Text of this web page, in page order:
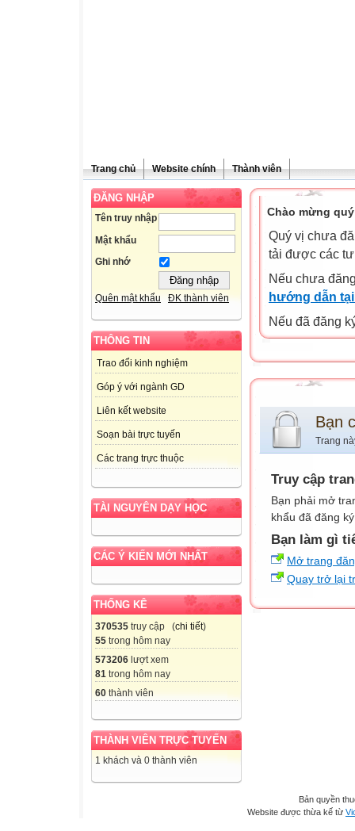
Trang chủ Website chính Thành viên
ĐĂNG NHẬP
Tên truy nhập
Mật khẩu
Ghi nhớ
Quên mật khẩu ĐK thành viên
THÔNG TIN
Trao đổi kinh nghiệm
Góp ý với ngành GD
Liên kết website
Soạn bài trực tuyến
Các trang trực thuộc
TÀI NGUYÊN DẠY HỌC
CÁC Ý KIẾN MỚI NHẤT
THỐNG KÊ
370535 truy cập (chi tiết)
55 trong hôm nay
573206 lượt xem
81 trong hôm nay
60 thành viên
THÀNH VIÊN TRỰC TUYẾN
1 khách và 0 thành viên
Chào mừng
Quý vị chưa
tải được các
Nếu chưa
hướng dẫn
Nếu đã đăng
Bạn
Trang
Truy cập
Bạn phải mở
khẩu đã đăng
Bạn làm gì
Mở trang
Quay trở lại
Bản quyền
Website được thừa kế từ